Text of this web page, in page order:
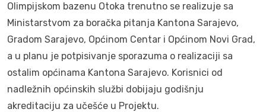
Olimpijskom bazenu Otoka trenutno se realizuje sa
Ministarstvom za boračka pitanja Kantona Sarajevo,
Gradom Sarajevo, Općinom Centar i Općinom Novi Grad,
a u planu je potpisivanje sporazuma o realizaciji sa
ostalim općinama Kantona Sarajevo. Korisnici od
nadležnih općinskih službi dobijaju godišnju
akreditaciju za učešće u Projektu.